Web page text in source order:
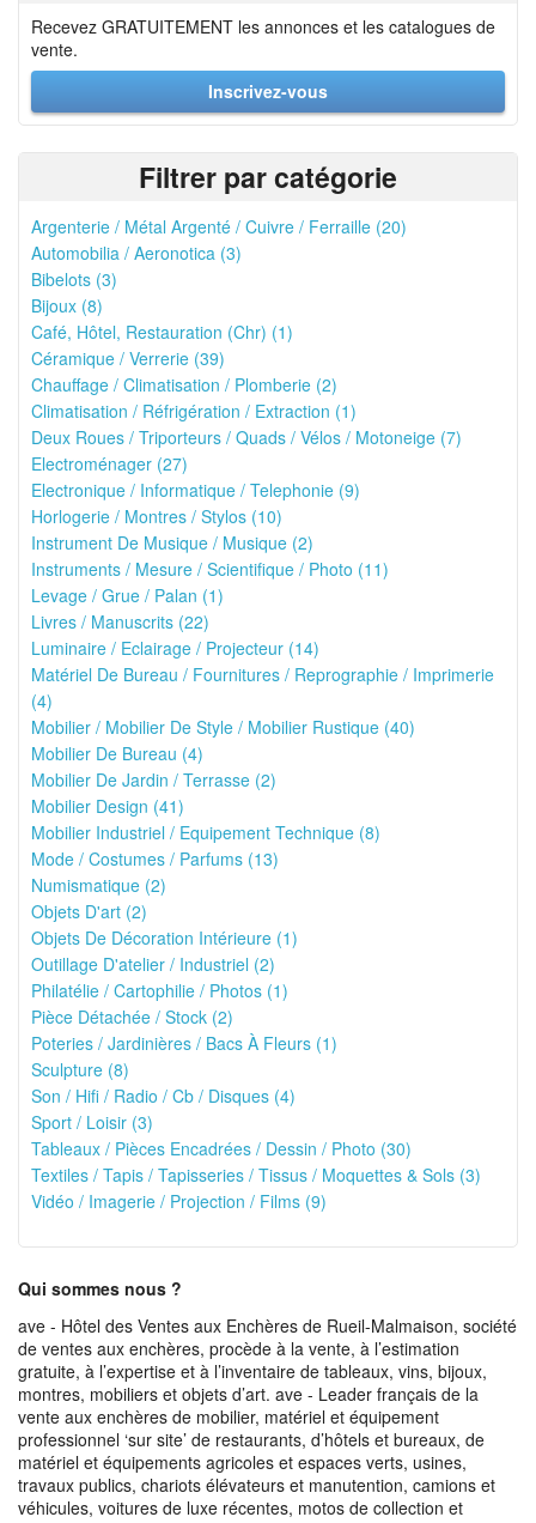
Recevez GRATUITEMENT les annonces et les catalogues de
vente.
Inscrivez-vous
Filtrer par catégorie
Argenterie / Métal Argenté / Cuivre / Ferraille (20)
Automobilia / Aeronotica (3)
Bibelots (3)
Bijoux (8)
Café, Hôtel, Restauration (Chr) (1)
Céramique / Verrerie (39)
Chauffage / Climatisation / Plomberie (2)
Climatisation / Réfrigération / Extraction (1)
Deux Roues / Triporteurs / Quads / Vélos / Motoneige (7)
Electroménager (27)
Electronique / Informatique / Telephonie (9)
Horlogerie / Montres / Stylos (10)
Instrument De Musique / Musique (2)
Instruments / Mesure / Scientifique / Photo (11)
Levage / Grue / Palan (1)
Livres / Manuscrits (22)
Luminaire / Eclairage / Projecteur (14)
Matériel De Bureau / Fournitures / Reprographie / Imprimerie
(4)
Mobilier / Mobilier De Style / Mobilier Rustique (40)
Mobilier De Bureau (4)
Mobilier De Jardin / Terrasse (2)
Mobilier Design (41)
Mobilier Industriel / Equipement Technique (8)
Mode / Costumes / Parfums (13)
Numismatique (2)
Objets D'art (2)
Objets De Décoration Intérieure (1)
Outillage D'atelier / Industriel (2)
Philatélie / Cartophilie / Photos (1)
Pièce Détachée / Stock (2)
Poteries / Jardinières / Bacs À Fleurs (1)
Sculpture (8)
Son / Hifi / Radio / Cb / Disques (4)
Sport / Loisir (3)
Tableaux / Pièces Encadrées / Dessin / Photo (30)
Textiles / Tapis / Tapisseries / Tissus / Moquettes & Sols (3)
Vidéo / Imagerie / Projection / Films (9)
Qui sommes nous ?
ave - Hôtel des Ventes aux Enchères de Rueil-Malmaison, société
de ventes aux enchères, procède à la vente, à l’estimation
gratuite, à l’expertise et à l’inventaire de tableaux, vins, bijoux,
montres, mobiliers et objets d’art. ave - Leader français de la
vente aux enchères de mobilier, matériel et équipement
professionnel ‘sur site’ de restaurants, d’hôtels et bureaux, de
matériel et équipements agricoles et espaces verts, usines,
travaux publics, chariots élévateurs et manutention, camions et
véhicules, voitures de luxe récentes, motos de collection et